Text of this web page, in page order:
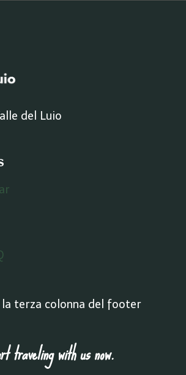
del Luio
la terza colonna del footer
traveling with us now.